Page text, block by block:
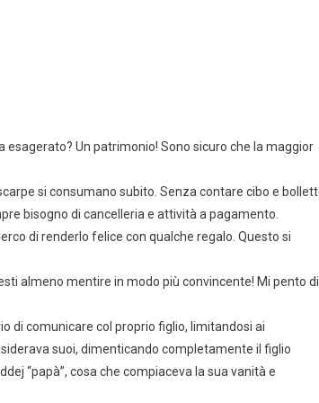
Un patrimonio! Sono sicuro che la maggior
si consumano subito. Senza contare cibo e
bisogno di cancelleria e attività a pagamento.
di renderlo felice con qualche regalo. Questo si
almeno mentire in modo più convincente! Mi pento di
di comunicare col proprio figlio, limitandosi ai
suoi, dimenticando completamente il figlio
“papà”, cosa che compiaceva la sua vanità e